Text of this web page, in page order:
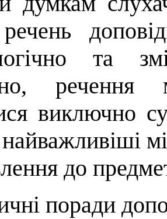
та
виключно
до
поради